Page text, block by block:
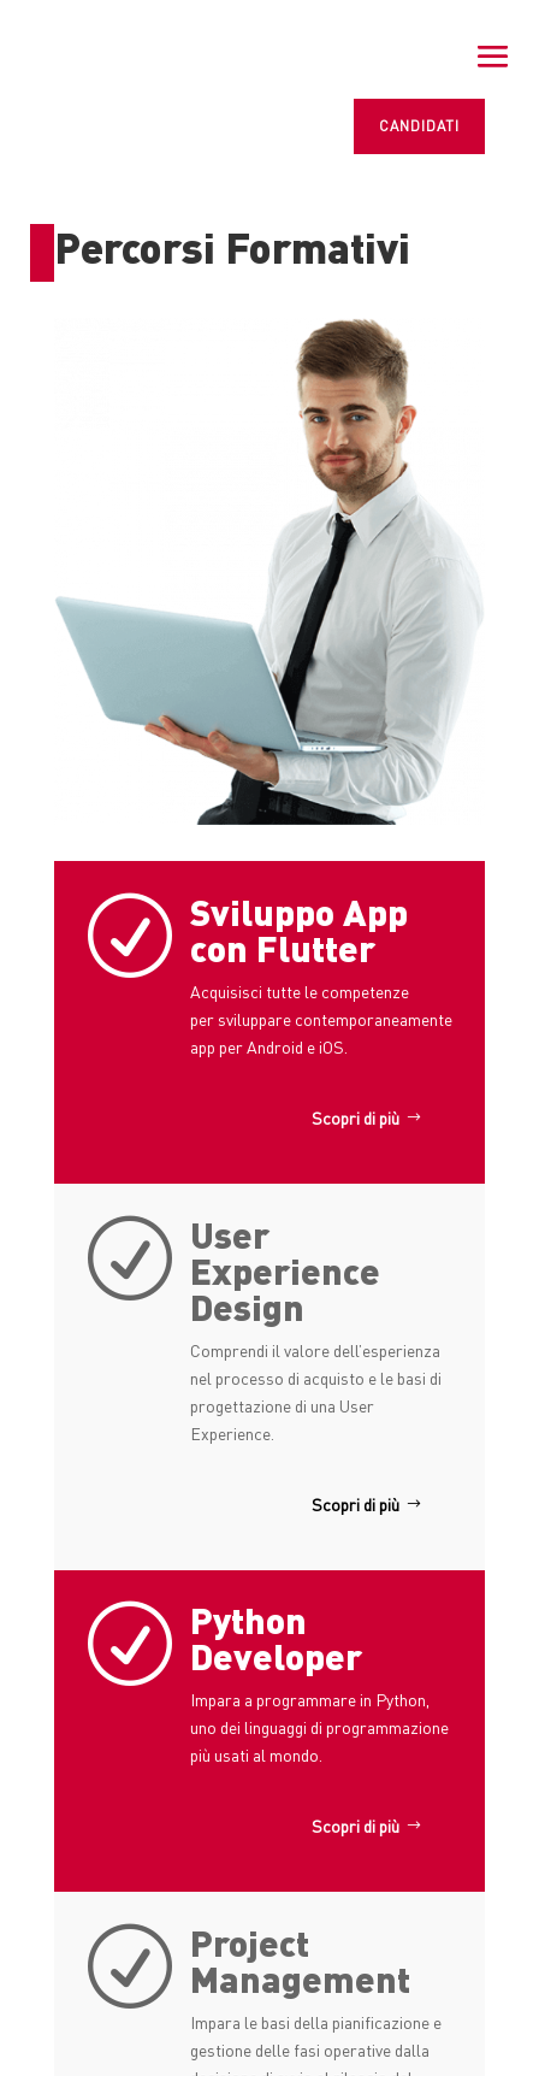
CANDIDATI
Percorsi Formativi
R Sviluppo App
con Flutter
Acquisisci tutte le competenze
per sviluppare contemporaneamente
app per Android e iOS.
Scopri di più
R User
Experience
Design
Comprendi il valore dell’esperienza
nel processo di acquisto e le basi di
progettazione di una User
Experience.
Scopri di più
R Python
Developer
Impara a programmare in Python,
uno dei linguaggi di programmazione
più usati al mondo.
Scopri di più
R Project
Management
Impara le basi della pianificazione e
gestione delle fasi operative dalla